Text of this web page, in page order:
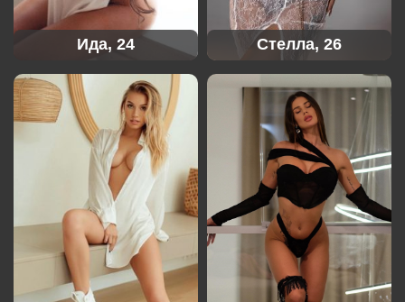
Ида, 24 Стелла, 26